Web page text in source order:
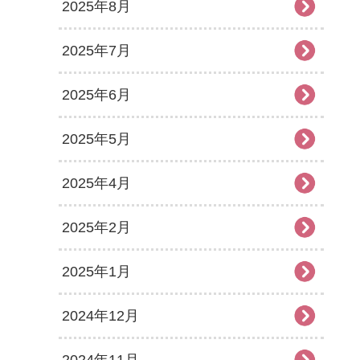
2025年8月
2025年7月
2025年6月
2025年5月
2025年4月
2025年2月
2025年1月
2024年12月